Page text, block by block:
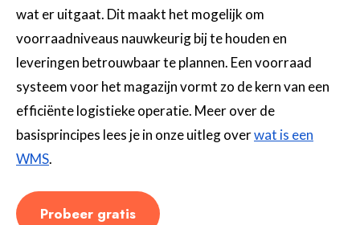
wat er uitgaat. Dit maakt het mogelijk om
voorraadniveaus nauwkeurig bij te houden en
leveringen betrouwbaar te plannen. Een voorraad
systeem voor het magazijn vormt zo de kern van een
efficiënte logistieke operatie. Meer over de
basisprincipes lees je in onze uitleg overwat is een
WMS.
Probeer gratis